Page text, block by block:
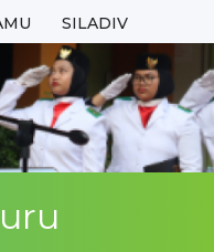
SILADIV